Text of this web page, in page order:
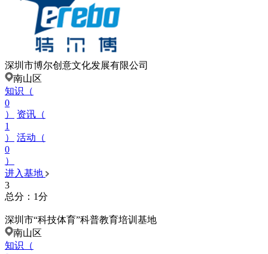
深圳市博尔创意文化发展有限公司
南山区
知识（
0
）
资讯（
1
）
活动（
0
）
进入基地
3
总分：1分
深圳市“科技体育”科普教育培训基地
南山区
知识（